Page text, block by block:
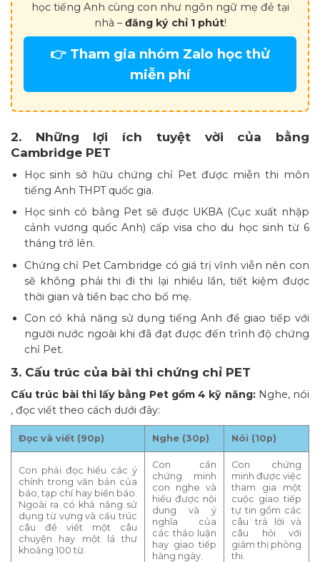
học tiếng Anh cùng con như ngôn ngữ mẹ đẻ tại
nhà – đăng ký chỉ 1 phút!
👉 Tham gia nhóm Zalo học thử
miễn phí
2. Những lợi ích tuyệt vời của bằng
Cambridge PET
Học sinh sở hữu chứng chỉ Pet được miễn thi môn
tiếng Anh THPT quốc gia.
Học sinh có bằng Pet sẽ được UKBA (Cục xuất nhập
cảnh vương quốc Anh) cấp visa cho du học sinh từ 6
tháng trở lên.
Chứng chỉ Pet Cambridge có giá trị vĩnh viễn nên con
sẽ không phải thi đi thi lại nhiều lần, tiết kiệm được
thời gian và tiền bạc cho bố mẹ.
Con có khả năng sử dụng tiếng Anh để giao tiếp với
người nước ngoài khi đã đạt được đến trình độ chứng
chỉ Pet.
3. Cấu trúc của bài thi chứng chỉ PET
Cấu trúc bài thi lấy bằng Pet gồm 4 kỹ năng:Nghe, nói
, đọc viết theo cách dưới đây:
Đọc và viết (90p) Nghe (30p) Nói (10p)
Con phải đọc hiểu các ý
chính trong văn bản của
báo, tạp chí hay biển báo.
Ngoài ra có khả năng sử
dụng từ vựng và cấu trúc
câu để viết một câu
chuyện hay một lá thư
khoảng 100 từ.
Con cần
chứng minh
con nghe và
hiểu được nội
dung và ý
nghĩa của
các thảo luận
hay giao tiếp
hàng ngày.
Con chứng
minh được việc
tham gia một
cuộc giao tiếp
tự tin gồm các
câu trả lời và
câu hỏi với
giám thị phòng
thi.